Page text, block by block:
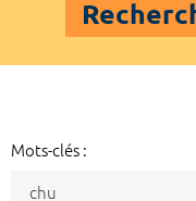
Mots-clés :